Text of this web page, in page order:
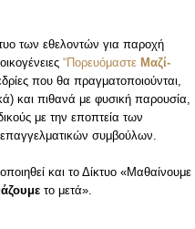
των εθελοντών για παροχή
“Πορευόμαστε Μαζί-
που θα πραγματοποιούνται,
και πιθανά με φυσική παρουσία,
με την εποπτεία των
συμβούλων.
και το Δίκτυο «Μαθαίνουμε
το μετά».